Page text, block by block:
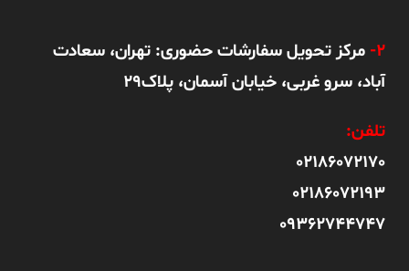
2- مرکز تحویل سفارشات حضوری: تهران، سعادت
آباد، سرو غربی، خیابان آسمان، پلاک29
تلفن:
02186072170
02186072193
09362744747